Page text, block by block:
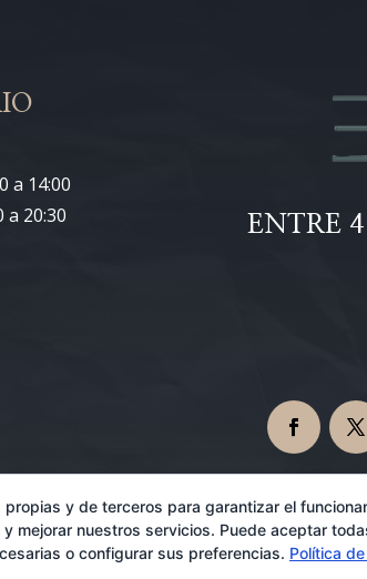
a 14:00
ENTRE
Abogados en
propias y de terceros para garantizar el
mejorar nuestros servicios. Puede aceptar
o configurar sus preferencias. Política